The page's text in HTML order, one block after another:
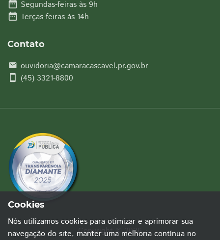
date_range Segundas-feiras às 9h
date_range Terças-feiras às 14h
Contato
email ouvidoria@camaracascavel.pr.gov.br
smartphone (45) 3321-8800
Copyright © 2026
Cookies
Nós utilizamos cookies para otimizar e aprimorar sua
navegação do site, manter uma melhoria contínua no